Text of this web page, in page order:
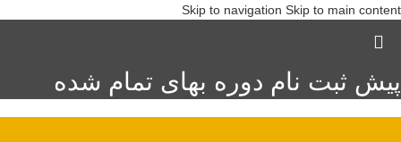
Skip to navigation Skip to main content
پیش ثبت نام دوره بهای تمام شده